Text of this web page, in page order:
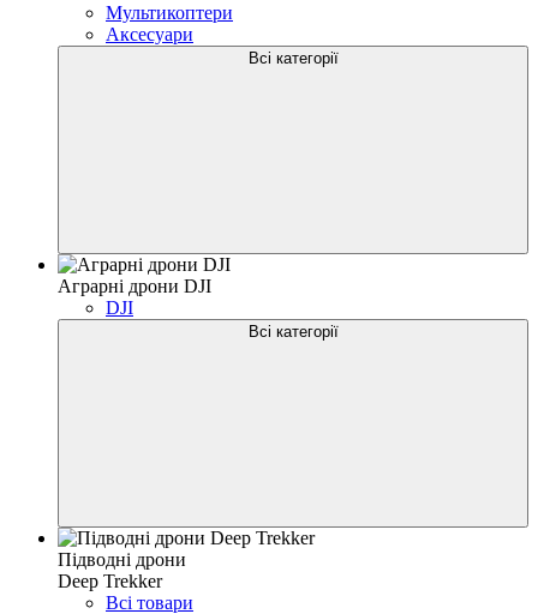
Мультикоптери
Аксесуари
Всі категорії
Аграрні дрони DJI
DJI
Всі категорії
Підводні дрони
Deep Trekker
Всі товари